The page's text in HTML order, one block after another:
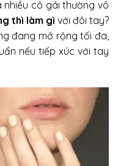
cô gái thường vô
thì làm gì với đôi tay?
đang mở rộng tối đa,
nếu tiếp xúc với tay